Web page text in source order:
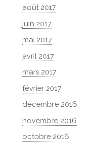
août 2017
juin 2017
mai 2017
avril 2017
mars 2017
février 2017
décembre 2016
novembre 2016
octobre 2016